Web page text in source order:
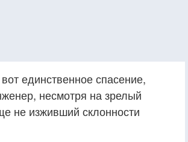
единственное спасение,
несмотря на зрелый
не изживший склонности